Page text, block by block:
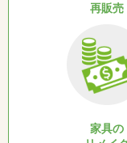
再販売
家具の